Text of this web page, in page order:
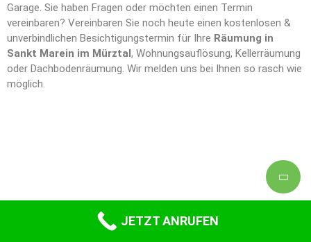
Garage. Sie haben Fragen oder möchten einen Termin
vereinbaren? Vereinbaren Sie noch heute einen kostenlosen &
unverbindlichen Besichtigungstermin für Ihre Räumung in
Sankt Marein im Mürztal, Wohnungsauflösung, Kellerräumung
oder Dachbodenräumung. Wir melden uns bei Ihnen so rasch wie
möglich.
JETZT ANRUFEN